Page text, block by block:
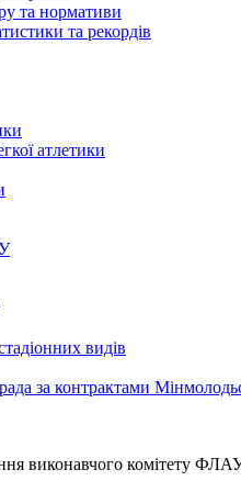
та нормативи
та рекордів
атлетики
видів
за контрактами
виконавчого комiтету